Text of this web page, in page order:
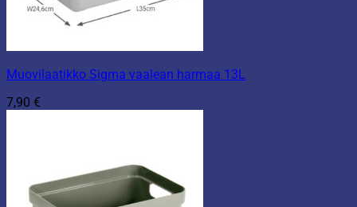
Muovilaatikko Sigma vaalean harmaa 13L
7,90 €